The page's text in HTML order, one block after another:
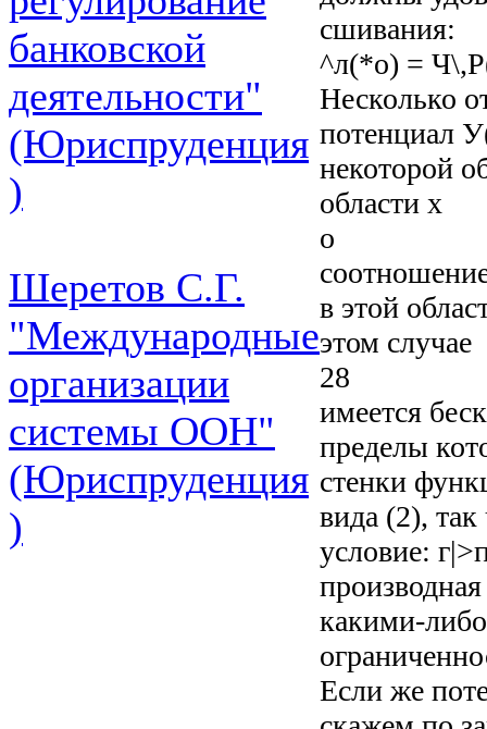
банковской
деятельности"
(Юриспруденция
)
Шеретов С.Г.
"Международные
организации
системы ООН"
(Юриспруденция
)
сшивания:
^л(*о) =
Несколько
потенциал
некоторой
области х
о
в этой
этом случае
28
имеется
пределы
стенки
вида (2),
условие:
какими-
Если же